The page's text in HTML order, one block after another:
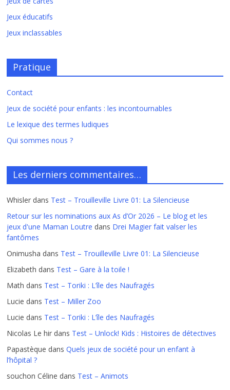
Jeux éducatifs
Jeux inclassables
Pratique
Contact
Jeux de société pour enfants : les incontournables
Le lexique des termes ludiques
Qui sommes nous ?
Les derniers commentaires…
Whisler dans Test – Trouilleville Livre 01: La Silencieuse
Retour sur les nominations aux As d’Or 2026 – Le blog et les
jeux d'une Maman Loutre dans Drei Magier fait valser les
fantômes
Onimusha dans Test – Trouilleville Livre 01: La Silencieuse
Elizabeth dans Test – Gare à la toile !
Math dans Test – Toriki : L’île des Naufragés
Lucie dans Test – Miller Zoo
Lucie dans Test – Toriki : L’île des Naufragés
Nicolas Le hir dans Test – Unlock! Kids : Histoires de détectives
Papastèque dansQuels jeux de société pour un enfant à
l’hôpital ?
souchon Céline dans Test – Animots